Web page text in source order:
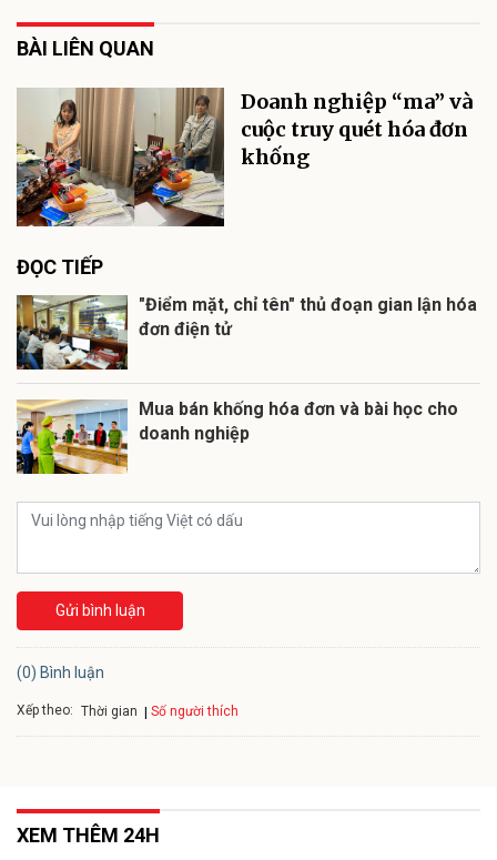
BÀI LIÊN QUAN
Doanh nghiệp “ma” và
cuộc truy quét hóa đơn
khống
ĐỌC TIẾP
"Điểm mặt, chỉ tên" thủ đoạn gian lận hóa
đơn điện tử
Mua bán khống hóa đơn và bài học cho
doanh nghiệp
Gửi bình luận
(0) Bình luận
Xếp theo: Thời gian Số người thích
XEM THÊM 24H